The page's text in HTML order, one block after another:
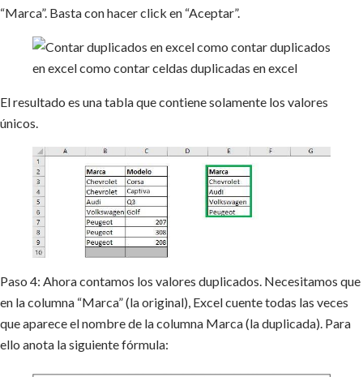
“Marca”. Basta con hacer click en “Aceptar”.
El resultado es una tabla que contiene solamente los valores
únicos.
Paso 4: Ahora contamos los valores duplicados. Necesitamos que
en la columna “Marca” (la original), Excel cuente todas las veces
que aparece el nombre de la columna Marca (la duplicada). Para
ello anota la siguiente fórmula: